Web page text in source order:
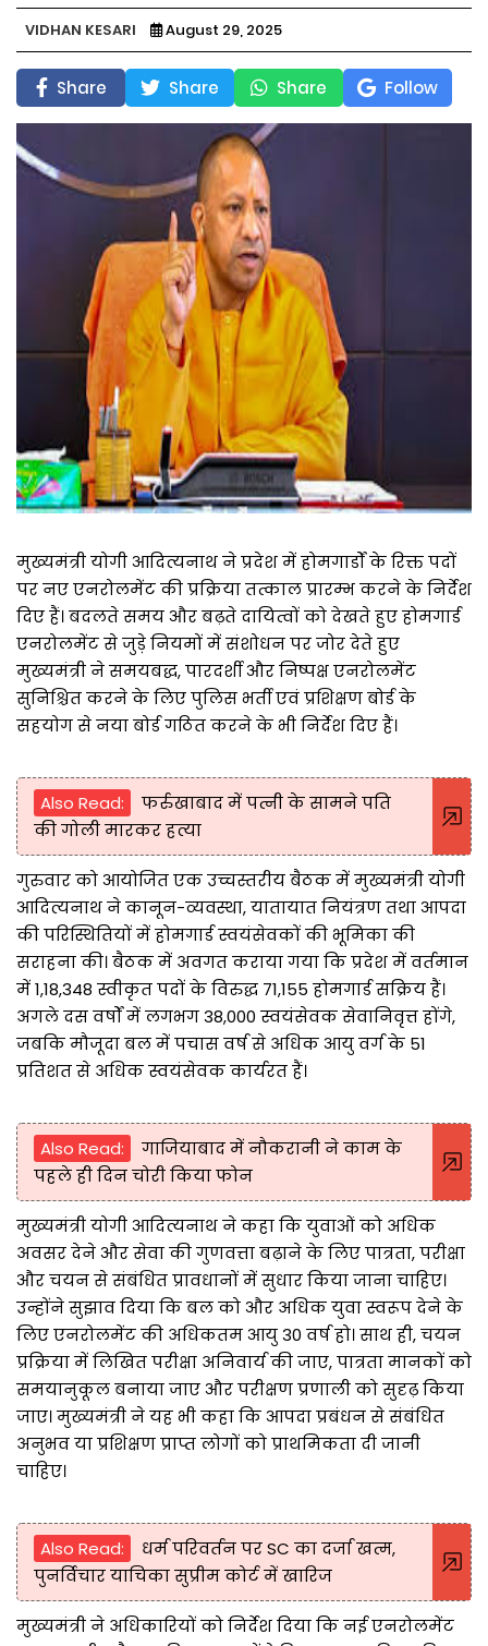
VIDHAN KESARI August 29, 2025
Share Share Share Follow
मुख्यमंत्री योगी आदित्यनाथ ने प्रदेश में होमगार्डों के रिक्त पदों
पर नए एनरोलमेंट की प्रक्रिया तत्काल प्रारम्भ करने के निर्देश
दिए हैं। बदलते समय और बढ़ते दायित्वों को देखते हुए होमगार्ड
एनरोलमेंट से जुड़े नियमों में संशोधन पर जोर देते हुए
मुख्यमंत्री ने समयबद्ध, पारदर्शी और निष्पक्ष एनरोलमेंट
सुनिश्चित करने के लिए पुलिस भर्ती एवं प्रशिक्षण बोर्ड के
सहयोग से नया बोर्ड गठित करने के भी निर्देश दिए हैं।
Also Read:
फर्रुखाबाद में पत्नी के सामने पति
की गोली मारकर हत्या
गुरुवार को आयोजित एक उच्चस्तरीय बैठक में मुख्यमंत्री योगी
आदित्यनाथ ने कानून-व्यवस्था, यातायात नियंत्रण तथा आपदा
की परिस्थितियों में होमगार्ड स्वयंसेवकों की भूमिका की
सराहना की। बैठक में अवगत कराया गया कि प्रदेश में वर्तमान
में 1,18,348 स्वीकृत पदों के विरुद्ध 71,155 होमगार्ड सक्रिय हैं।
अगले दस वर्षों में लगभग 38,000 स्वयंसेवक सेवानिवृत्त होंगे,
जबकि मौजूदा बल में पचास वर्ष से अधिक आयु वर्ग के 51
प्रतिशत से अधिक स्वयंसेवक कार्यरत हैं।
Also Read:
गाजियाबाद में नौकरानी ने काम के
पहले ही दिन चोरी किया फोन
मुख्यमंत्री योगी आदित्यनाथ ने कहा कि युवाओं को अधिक
अवसर देने और सेवा की गुणवत्ता बढ़ाने के लिए पात्रता, परीक्षा
और चयन से संबंधित प्रावधानों में सुधार किया जाना चाहिए।
उन्होंने सुझाव दिया कि बल को और अधिक युवा स्वरूप देने के
लिए एनरोलमेंट की अधिकतम आयु 30 वर्ष हो। साथ ही, चयन
प्रक्रिया में लिखित परीक्षा अनिवार्य की जाए, पात्रता मानकों को
समयानुकूल बनाया जाए और परीक्षण प्रणाली को सुदृढ़ किया
जाए। मुख्यमंत्री ने यह भी कहा कि आपदा प्रबंधन से संबंधित
अनुभव या प्रशिक्षण प्राप्त लोगों को प्राथमिकता दी जानी
चाहिए।
Also Read:
धर्म परिवर्तन पर SC का दर्जा खत्म,
पुनर्विचार याचिका सुप्रीम कोर्ट में खारिज
मुख्यमंत्री ने अधिकारियों को निर्देश दिया कि नई एनरोलमेंट